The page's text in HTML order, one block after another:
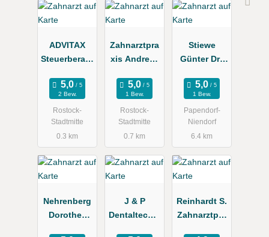
ADVITAX
Steuerberatu
haft mbH
2 Bew.
Rostock-
Stadtmitte
0.3 km
Zahnarztpra
xis Andreas
med. dent.
Zahnärzte
1 Bew.
Rostock-
Stadtmitte
0.7 km
Stiewe
Günter Dr.,
1 Bew.
Papendorf-
Niendorf
6.4 km
Nehrenberg
Dorothee
J & P
Dentaltechni
Reinhardt S.
Zahnarztpra